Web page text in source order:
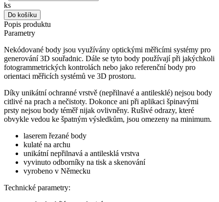
ks
Do košíku
Popis produktu
Parametry
Nekódované body jsou využívány optickými měřicími systémy pro
generování 3D souřadnic. Dále se tyto body používají při jakýchkoli
fotogrammetrických kontrolách nebo jako referenční body pro
orientaci měřicích systémů ve 3D prostoru.
Díky unikátní ochranné vrstvě (nepřilnavé a antilesklé) nejsou body
citlivé na prach a nečistoty. Dokonce ani při aplikaci špinavými
prsty nejsou body téměř nijak ovlivněny. Rušivé odrazy, které
obvykle vedou ke špatným výsledkům, jsou omezeny na minimum.
laserem řezané body
kulaté na archu
unikátní nepřilnavá a antilesklá vrstva
vyvinuto odborníky na tisk a skenování
vyrobeno v Německu
Technické parametry: